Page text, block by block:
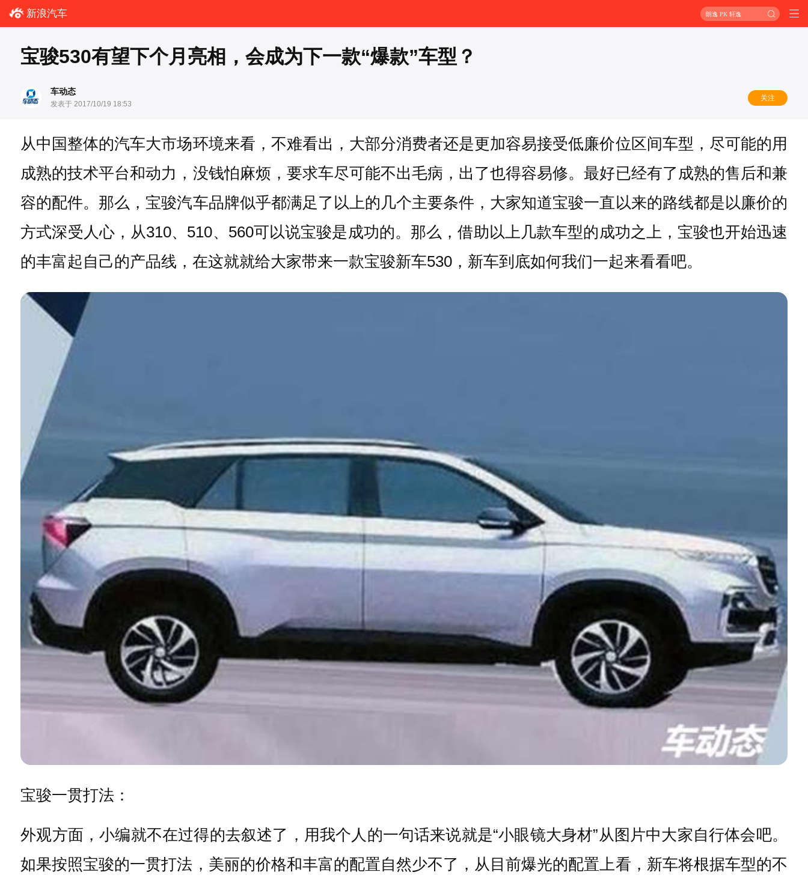
新浪汽车 朗逸 PK 轩逸
宝骏530有望下个月亮相，会成为下一款“爆款”车型？
车动态
发表于 2017/10/19 18:53
关注
从中国整体的汽车大市场环境来看，不难看出，大部分消费者还是更加容易接受低廉价位区间车型，尽可能的用
成熟的技术平台和动力，没钱怕麻烦，要求车尽可能不出毛病，出了也得容易修。最好已经有了成熟的售后和兼
容的配件。那么，宝骏汽车品牌似乎都满足了以上的几个主要条件，大家知道宝骏一直以来的路线都是以廉价的
方式深受人心，从310、510、560可以说宝骏是成功的。那么，借助以上几款车型的成功之上，宝骏也开始迅速
的丰富起自己的产品线，在这就就给大家带来一款宝骏新车530，新车到底如何我们一起来看看吧。
宝骏一贯打法：
外观方面，小编就不在过得的去叙述了，用我个人的一句话来说就是“小眼镜大身材”从图片中大家自行体会吧。
如果按照宝骏的一贯打法，美丽的价格和丰富的配置自然少不了，从目前爆光的配置上看，新车将根据车型的不